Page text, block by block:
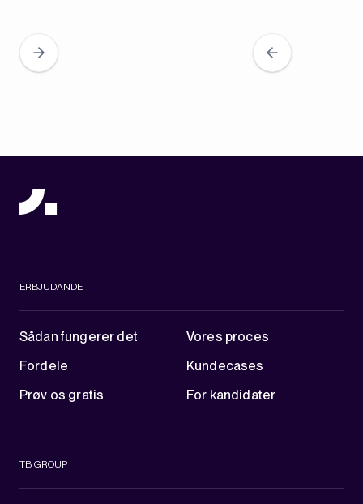
ERBJUDANDE
Sådan fungerer det
Vores proces
Fordele
Kundecases
Prøv os gratis
For kandidater
TB GROUP